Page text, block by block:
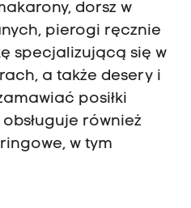
dorsz w
pierogi ręcznie
specjalizującą się w
a także desery i
posiłki
również
w tym